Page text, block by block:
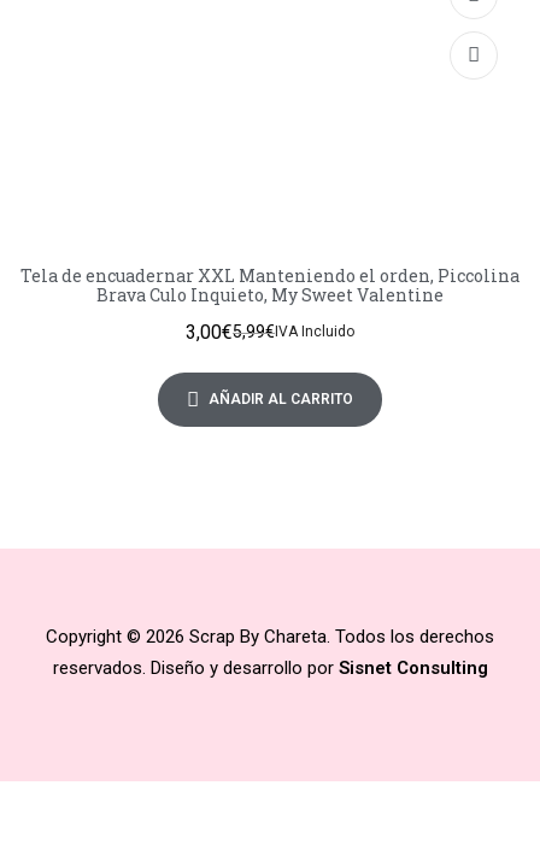
Tela de encuadernar XXL Manteniendo el orden, Piccolina
Brava Culo Inquieto, My Sweet Valentine
5,99€
3,00€ IVA Incluido
AÑADIR AL CARRITO
Copyright © 2026 Scrap By Chareta. Todos los derechos
reservados. Diseño y desarrollo por Sisnet Consulting